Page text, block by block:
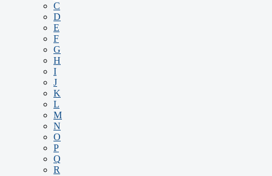
C
D
E
F
G
H
I
J
K
L
M
N
O
P
Q
R